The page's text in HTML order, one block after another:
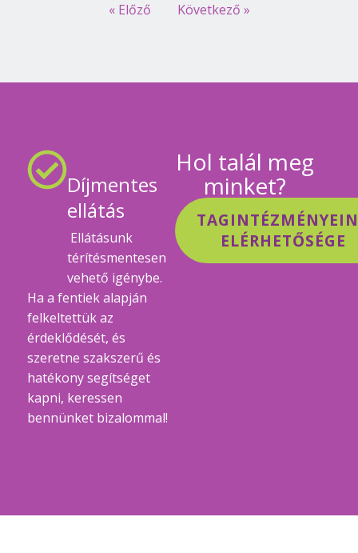
« Előző Következő »
Díjmentes
ellátás
Ellátásunk
térítésmentesen
vehető igénybe.
Ha a fentiek alapján
felkeltettük az
érdeklődését, és
szeretne szakszerű és
hatékony segítséget
kapni, keressen
bennünket bizalommal!
Hol talál meg
minket?
ELÉRHETŐSÉGE